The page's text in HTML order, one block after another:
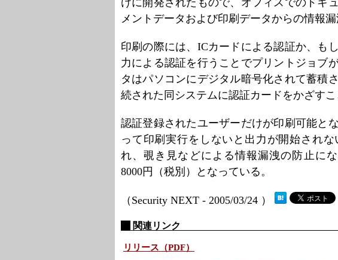
けに開発されたもので、オフィスでのドキ
メントデータおよび印刷データからの情報漏
印刷の際には、ICカードによる認証か、も
力による認証を行うことでプリントジョブ
タはパソコンにデジタル暗号化されて蓄積
続された同システムに認証カードをかざすこ
認証登録されたユーザーだけが印刷可能と
って印刷実行をしないと出力が開始され
れ、覗き見などによる情報漏洩の防止に
8000円（税別）となっている。
（Security NEXT - 2005/03/24 ）
関連リンク
リリース（PDF）